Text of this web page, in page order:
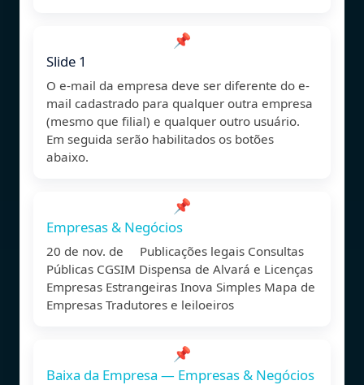
📌
Slide 1
O e-mail da empresa deve ser diferente do e-
mail cadastrado para qualquer outra empresa
(mesmo que filial) e qualquer outro usuário.
Em seguida serão habilitados os botões
abaixo.
📌
Empresas & Negócios
20 de nov. de Publicações legais Consultas
Públicas CGSIM Dispensa de Alvará e Licenças
Empresas Estrangeiras Inova Simples Mapa de
Empresas Tradutores e leiloeiros
📌
Baixa da Empresa — Empresas & Negócios